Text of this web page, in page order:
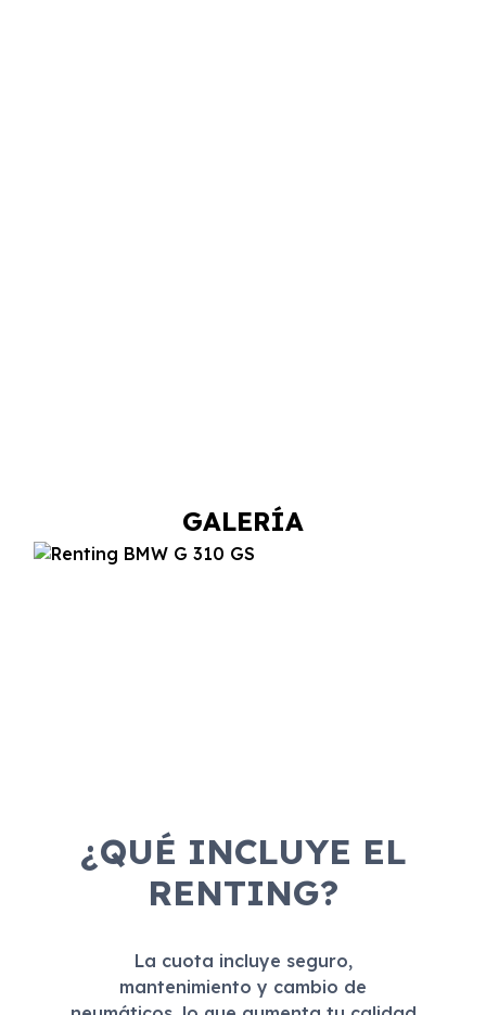
GALERÍA
¿QUÉ INCLUYE EL
RENTING?
La cuota incluye seguro,
mantenimiento y cambio de